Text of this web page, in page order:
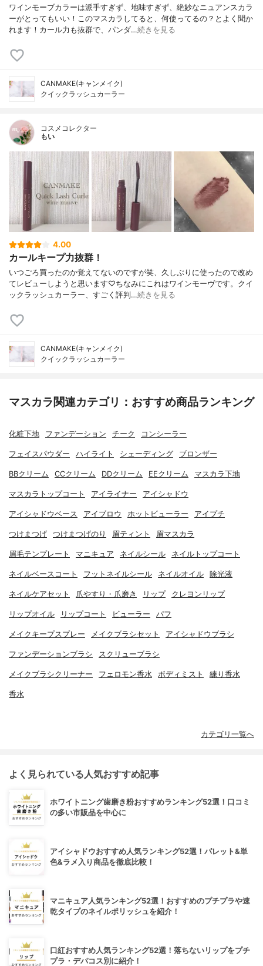
ワインモーブカラーは派手すぎず、地味すぎず、絶妙なニュアンスカラ
ーがとってもいい！このマスカラしてると、何使ってるの？とよく聞か
れます！カール力も抜群で、パンダ…続きを見る
CANMAKE(キャンメイク)
クイックラッシュカーラー
コスメコレクター
もい
4.00
カールキープ力抜群！
いつごろ買ったのか覚えてないのですが笑、久しぶりに使ったので改め
てレビューしようと思います♡ちなみにこれはワインモーヴです。クイ
ックラッシュカーラー、すごく評判…続きを見る
CANMAKE(キャンメイク)
クイックラッシュカーラー
マスカラ関連カテゴリ：おすすめ商品ランキング
化粧下地 ファンデーション チーク コンシーラー
フェイスパウダー ハイライト シェーディング ブロンザー
BBクリーム CCクリーム DDクリーム EEクリーム マスカラ下地
マスカラトップコート アイライナー アイシャドウ
アイシャドウベース アイブロウ ホットビューラー アイプチ
つけまつげ つけまつげのり 眉ティント 眉マスカラ
眉毛テンプレート マニキュア ネイルシール ネイルトップコート
ネイルベースコート フットネイルシール ネイルオイル 除光液
ネイルケアセット 爪やすり・爪磨き リップ クレヨンリップ
リップオイル リップコート ビューラー パフ
メイクキープスプレー メイクブラシセット アイシャドウブラシ
ファンデーションブラシ スクリューブラシ
メイクブラシクリーナー フェロモン香水 ボディミスト 練り香水
香水
カテゴリ一覧へ
よく見られている人気おすすめ記事
ホワイトニング歯磨き粉おすすめランキング52選！口コミ
の多い市販品を中心に
アイシャドウおすすめ人気ランキング52選！パレット&単
色&ラメ入り商品を徹底比較！
マニキュア人気ランキング52選！おすすめのプチプラや速
乾タイプのネイルポリッシュを紹介！
口紅おすすめ人気ランキング52選！落ちないリップをプチ
プラ・デパコス別に紹介！